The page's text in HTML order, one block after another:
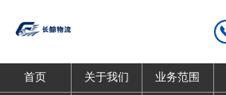
首页 关于我们 业务范围